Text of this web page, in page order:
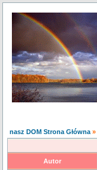
nasz DOM Strona Główna »
Autor